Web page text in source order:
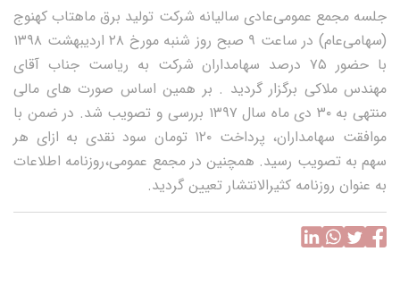
جلسه مجمع عمومی‌عادی سالیانه شرکت تولید برق ماهتاب کهنوج
(سهامی‌عام) در ساعت ۹ صبح روز شنبه مورخ ۲۸ اردیبهشت ۱۳۹۸
با حضور ۷۵ درصد سهامداران شرکت به ریاست جناب آقای
مهندس ملاکی برگزار گردید . بر همین اساس صورت های مالی
منتهی به ۳۰ دی ماه سال ۱۳۹۷ بررسی و تصویب شد. در ضمن با
موافقت سهامداران، پرداخت ۱۲۰ تومان سود نقدی به ازای هر
سهم به تصویب رسید. همچنین در مجمع عمومی،روزنامه اطلاعات
به عنوان روزنامه کثیرالانتشار تعیین گردید.